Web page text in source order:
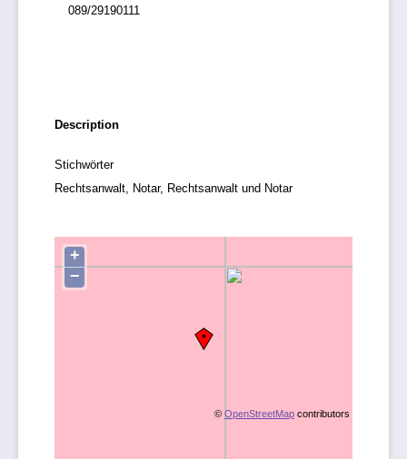
089/29190111
Description
Stichwörter
Rechtsanwalt, Notar, Rechtsanwalt und Notar
+
−
© OpenStreetMap contributors